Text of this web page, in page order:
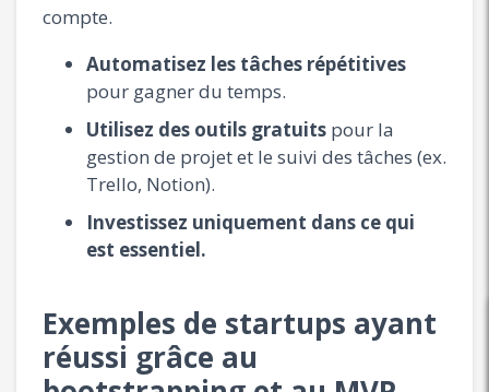
compte.
Automatisez les tâches répétitives
pour gagner du temps.
Utilisez des outils gratuits pour la
gestion de projet et le suivi des tâches (ex.
Trello, Notion).
Investissez uniquement dans ce qui
est essentiel.
Exemples de startups ayant
réussi grâce au